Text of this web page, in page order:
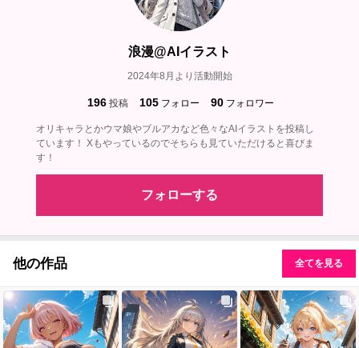
浪漫@AIイラスト
2024年8月より活動開始
196 投稿 105 フォロー 90 フォロワー
オリキャラとかウマ娘やブルアカなど色々なAIイラストを投稿し
ています！ Xもやっているのでそちらも見ていただけると喜びま
す！
フォローする
他の作品 全てを見る